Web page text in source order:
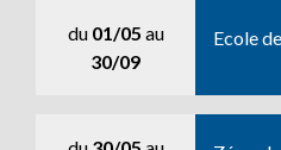
du 01/05 au
30/09
Ecole